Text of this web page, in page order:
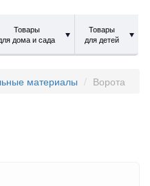
Товары
дома и сада
Товары
для детей
материалы Ворота